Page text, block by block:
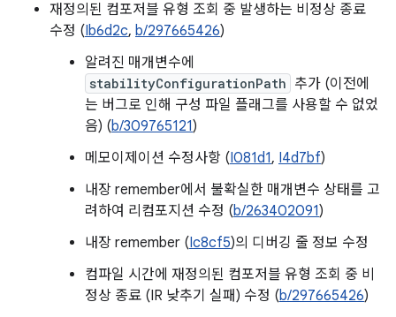
재정의된 컴포저블 유형 조회 중 발생하는 비정상 종료
수정 (Ib6d2c, b/297665426)
알려진 매개변수에
stabilityConfigurationPath 추가 (이전에
는 버그로 인해 구성 파일 플래그를 사용할 수 없었
음) (b/309765121)
메모이제이션 수정사항 (I081d1, I4d7bf)
내장 remember에서 불확실한 매개변수 상태를 고
려하여 리컴포지션 수정 (b/263402091)
내장 remember (Ic8cf5)의 디버깅 줄 정보 수정
컴파일 시간에 재정의된 컴포저블 유형 조회 중 비
정상 종료 (IR 낮추기 실패) 수정 (b/297665426)